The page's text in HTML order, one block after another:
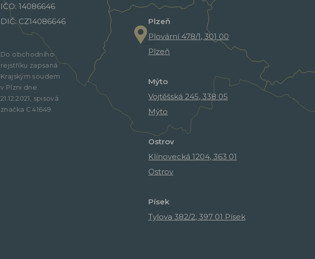
IČO: 14086646
DIČ: CZ14086646
Do obchodního
rejstříku zapsaná
Krajským soudem
v Plzni dne
21.12.2021, spisová
značka C 41649.
Plzeň
Plovární 478/1, 301 00
Plzeň
Mýto
Vojtěšská 245, 338 05
Mýto
Ostrov
Klínovecká 1204, 363 01
Ostrov
Písek
Tylova 382/2, 397 01 Písek